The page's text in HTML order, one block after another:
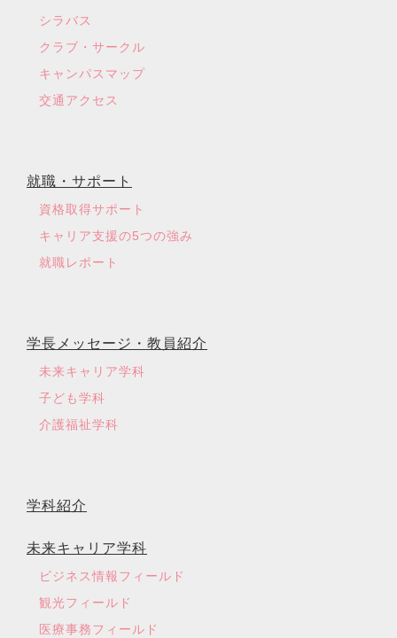
シラバス
クラブ・サークル
キャンパスマップ
交通アクセス
就職・サポート
資格取得サポート
キャリア支援の5つの強み
就職レポート
学長メッセージ・教員紹介
未来キャリア学科
子ども学科
介護福祉学科
学科紹介
未来キャリア学科
ビジネス情報フィールド
観光フィールド
医療事務フィールド